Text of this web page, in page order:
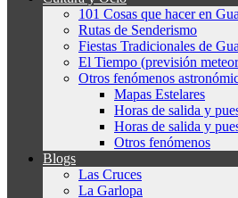
101 Cosas que hacer en
Rutas de Senderismo
Fiestas Tradicionales de
El Tiempo (previsión
Otros fenómenos
Mapas Estelares
Horas de salida y
Horas de salida y
Otros fenómenos
Blogs
Las Cruces
La Garlopa